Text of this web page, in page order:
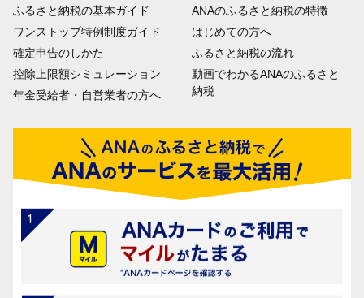
ふるさと納税の基本ガイド
ワンストップ特例制度ガイド
確定申告のしかた
控除上限額シミュレーション
年金受給者・自営業者の方へ
ANAのふるさと納税の特徴
はじめての方へ
ふるさと納税の流れ
動画でわかるANAのふるさと
納税